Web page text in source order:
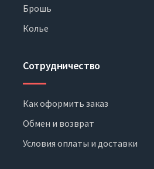
Брошь
Колье
Сотрудничество
Как оформить заказ
Обмен и возврат
Условия оплаты и доставки